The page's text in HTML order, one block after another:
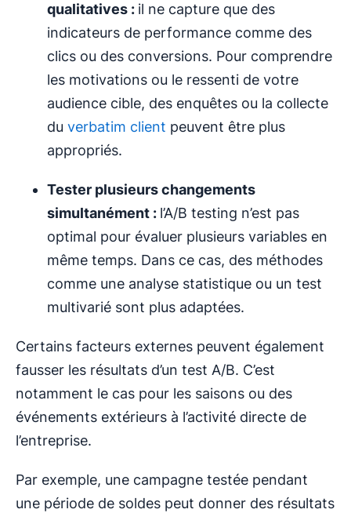
qualitatives : il ne capture que des
indicateurs de performance comme des
clics ou des conversions. Pour comprendre
les motivations ou le ressenti de votre
audience cible, des enquêtes ou la collecte
du verbatim client peuvent être plus
appropriés.
Tester plusieurs changements
simultanément : l’A/B testing n’est pas
optimal pour évaluer plusieurs variables en
même temps. Dans ce cas, des méthodes
comme une analyse statistique ou un test
multivarié sont plus adaptées.
Certains facteurs externes peuvent également
fausser les résultats d’un test A/B. C’est
notamment le cas pour les saisons ou des
événements extérieurs à l’activité directe de
l’entreprise.
Par exemple, une campagne testée pendant
une période de soldes peut donner des résultats